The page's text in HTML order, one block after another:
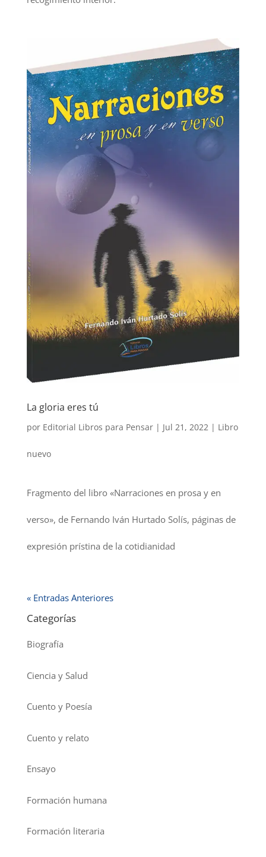
La gloria eres tú
por Editorial Libros para Pensar| Jul 21, 2022| Libro
nuevo
Fragmento del libro «Narraciones en prosa y en
verso», de Fernando Iván Hurtado Solís, páginas de
expresión prístina de la cotidianidad
« Entradas Anteriores
Categorías
Biografía
Ciencia y Salud
Cuento y Poesía
Cuento y relato
Ensayo
Formación humana
Formación literaria